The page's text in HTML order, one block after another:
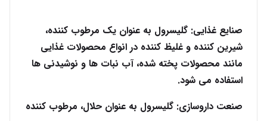
صنایع غذایی: گلیسرول به عنوان یک مرطوب کننده،
شیرین کننده و غلیظ کننده در انواع محصولات غذایی
مانند محصولات پخته شده، آب نبات ها و نوشیدنی ها
استفاده می شود.
صنعت داروسازی: گلیسرول به عنوان حلال، مرطوب کننده